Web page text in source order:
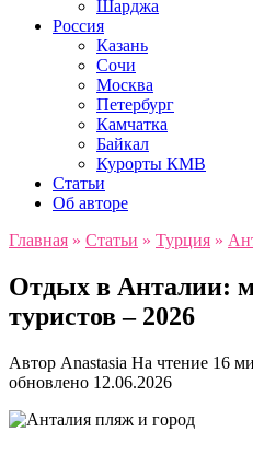
Шарджа
Россия
Казань
Сочи
Москва
Петербург
Камчатка
Байкал
Курорты КМВ
Статьи
Об авторе
Главная » Статьи » Турция »
Отдых в Анталии:
туристов – 2026
Автор Anastasia На чтение 16
обновлено 12.06.2026